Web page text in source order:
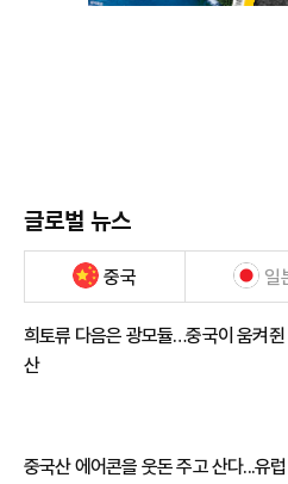
글로벌 뉴스
중국 일
희토류 다음은 광모듈…중국이 움켜
산
중국산 에어콘을 웃돈 주고 산다...유